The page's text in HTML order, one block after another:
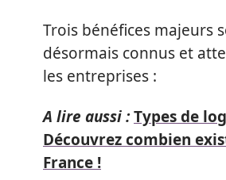
Trois bénéfices majeurs
désormais connus et
les entreprises :
A lire aussi :Types de
Découvrez combien
France !